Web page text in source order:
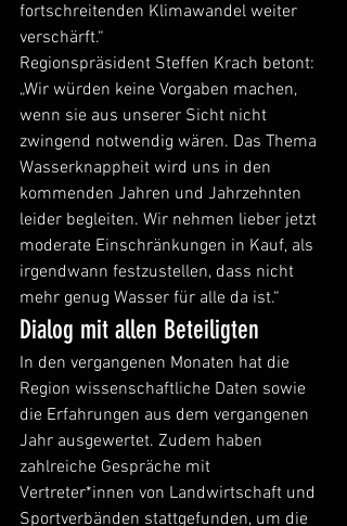
fortschreitenden Klimawandel weiter
verschärft.“
Regionspräsident Steffen Krach betont:
„Wir würden keine Vorgaben machen,
wenn sie aus unserer Sicht nicht
zwingend notwendig wären. Das Thema
Wasserknappheit wird uns in den
kommenden Jahren und Jahrzehnten
leider begleiten. Wir nehmen lieber jetzt
moderate Einschränkungen in Kauf, als
irgendwann festzustellen, dass nicht
mehr genug Wasser für alle da ist.“
Dialog mit allen Beteiligten
In den vergangenen Monaten hat die
Region wissenschaftliche Daten sowie
die Erfahrungen aus dem vergangenen
Jahr ausgewertet. Zudem haben
zahlreiche Gespräche mit
Vertreter*innen von Landwirtschaft und
Sportverbänden stattgefunden, um die